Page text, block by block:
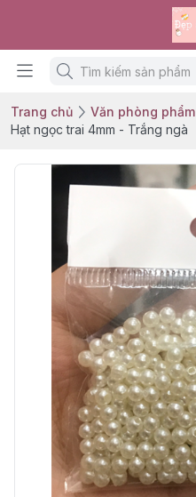
Trang chủ Văn phòng phẩm
Hạt ngọc trai 4mm - Trắng ngà